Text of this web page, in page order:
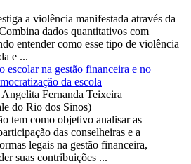
a violência manifestada através da
dados quantitativos com
entender como esse tipo de violência
e ...
escolar na gestão financeira e no
da escola
Fernanda Teixeira
do Rio dos Sinos)
tem como objetivo analisar as
das conselheiras e a
legais na gestão financeira,
suas contribuições ...